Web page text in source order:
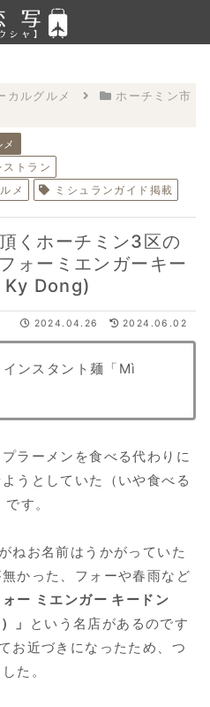
カルグルメ
ホーチミン市
トラン
メ
ミシュランガイド掲載
くホーチミン3区の
ォーミエンガーキー
Ky Dong)
2024.04.26 2024.06.02
ンスタント麺「Mì
ラーメンを食べる代わりに
うとしていた（いや食べる
です。
ねお名前はうかがっていた
かった、フォーや春雨など
ー ミエンガー キードン
」
という名店があるのです
お近づきになったため、つ
た。